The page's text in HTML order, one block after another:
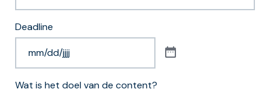
Deadline
Wat is het doel van de content?